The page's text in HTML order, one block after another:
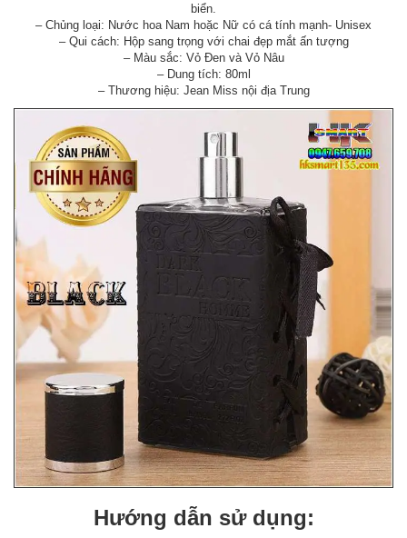
biển.
– Chủng loại: Nước hoa Nam hoặc Nữ có cá tính mạnh- Unisex
– Qui cách: Hộp sang trọng với chai đẹp mắt ấn tượng
– Màu sắc: Vỏ Đen và Vỏ Nâu
– Dung tích: 80ml
– Thương hiệu: Jean Miss nội địa Trung
Hướng dẫn sử dụng: